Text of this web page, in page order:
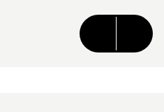
CONTENU